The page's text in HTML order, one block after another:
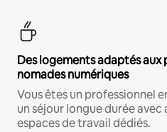
Des logements adaptés aux
nomades numériques
Vous êtes un professionnel
un séjour longue durée
espaces de travail dédiés.